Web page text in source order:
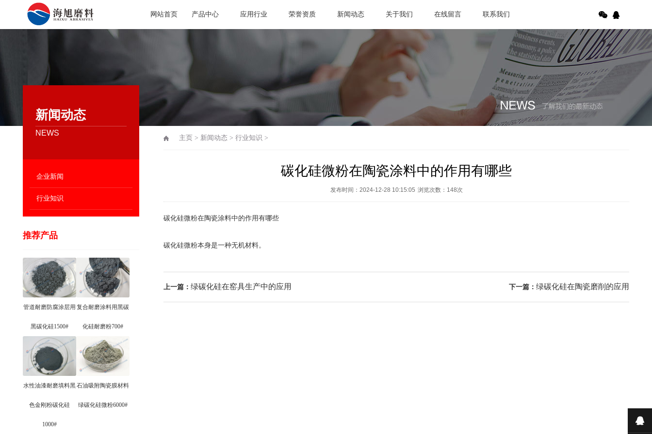
网站首页 产品中心 应用行业 荣誉资质 新闻动态 关于我们 在线留言 联系我们
新闻动态
NEWS
企业新闻
行业知识
推荐产品
管道耐磨防腐涂层用
黑碳化硅1500#
复合耐磨涂料用黑碳
化硅耐磨粉700#
水性油漆耐磨填料黑
色金刚粉碳化硅
1000#
石油吸附陶瓷膜材料
绿碳化硅微粉6000#
主页 > 新闻动态 > 行业知识 >
碳化硅微粉在陶瓷涂料中的作用有哪些
发布时间：2024-12-28 10:15:05 浏览次数： 148次
碳化硅微粉在陶瓷涂料中的作用有哪些
碳化硅微粉本身是一种无机材料。
上一篇： 绿碳化硅在窑具生产中的应用 下一篇： 绿碳化硅在陶瓷磨削的应用
在